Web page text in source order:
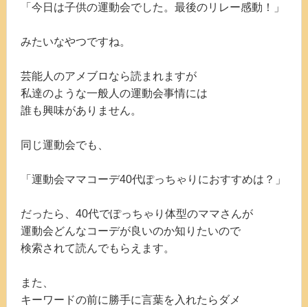
「今日は子供の運動会でした。最後のリレー感動！」
みたいなやつですね。
芸能人のアメブロなら読まれますが
私達のような一般人の運動会事情には
誰も興味がありません。
同じ運動会でも、
「運動会ママコーデ40代ぽっちゃりにおすすめは？」
だったら、40代でぽっちゃり体型のママさんが
運動会どんなコーデが良いのか知りたいので
検索されて読んでもらえます。
また、
キーワードの前に勝手に言葉を入れたらダメ